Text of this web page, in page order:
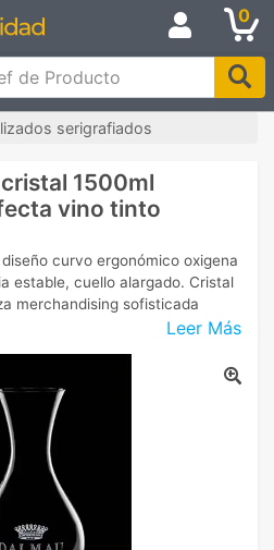
0
de Producto
serigrafiados
1500ml
vino tinto
Leer Más
curvo ergonómico oxigena
estable, cuello alargado. Cristal
merchandising sofisticada